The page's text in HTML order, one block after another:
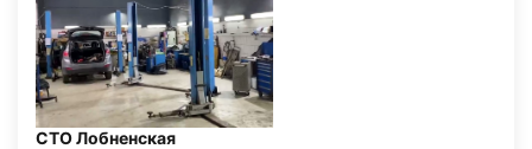
СТО Лобненская